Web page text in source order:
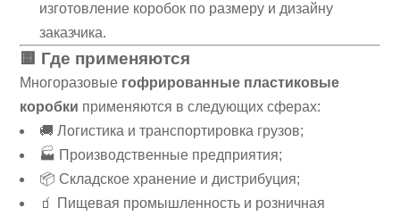
изготовление коробок по размеру и дизайну
заказчика.
🟨 Где применяются
Многоразовые гофрированные пластиковые
коробки применяются в следующих сферах:
🚚 Логистика и транспортировка грузов;
🏭 Производственные предприятия;
📦 Складское хранение и дистрибуция;
🧃 Пищевая промышленность и розничная